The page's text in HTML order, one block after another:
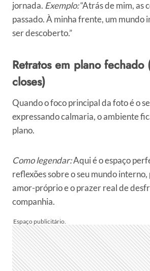
jornada. Exemplo:“Atrás de mim, as
passado. À minha frente, um mundo
ser descoberto.”
Retratos em plano fechado
closes)
Quando o foco principal da foto é o
expressando calmaria, o ambiente
plano.
Como legendar:Aqui é o espaço
reflexões sobre o seu mundo
amor-próprio e o prazer real de
companhia.